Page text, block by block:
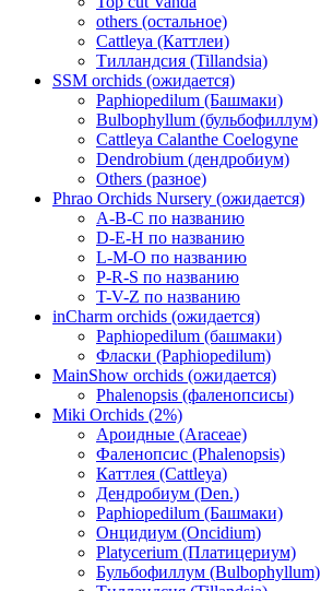
others (остальное)
Cattleya (Каттлеи)
Тилландсия (Tillandsia)
SSM orchids (ожидается)
Paphiopedilum (Башмаки)
Bulbophyllum (бульбофиллум)
Cattleya Calanthe Coelogyne
Dendrobium (дендробиум)
Others (разное)
Phrao Orchids Nursery (ожидается)
A-B-C по названию
D-E-H по названию
L-M-O по названию
P-R-S по названию
T-V-Z по названию
inCharm orchids (ожидается)
Paphiopedilum (башмаки)
Фласки (Paphiopedilum)
MainShow orchids (ожидается)
Phalenopsis (фаленопсисы)
Miki Orchids (2%)
Ароидные (Araceae)
Фаленопсис (Phalenopsis)
Каттлея (Cattleya)
Дендробиум (Den.)
Paphiopedilum (Башмаки)
Онцидиум (Oncidium)
Platycerium (Платицериум)
Бульбофиллум (Bulbophyllum)